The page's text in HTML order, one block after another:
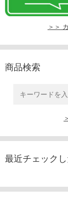
＞＞
商品検索
最近チェック